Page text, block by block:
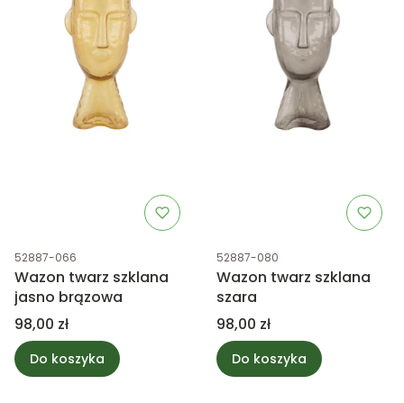
Kod produktu
52887-066
Wazon twarz szklana
jasno brązowa
Cena
98,00 zł
Do koszyka
Kod produktu
52887-080
Wazon twarz szklana
szara
Cena
98,00 zł
Do koszyka